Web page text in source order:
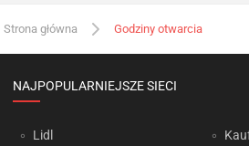
Strona główna Godziny otwarcia
NAJPOPULARNIEJSZE SIECI
Lidl